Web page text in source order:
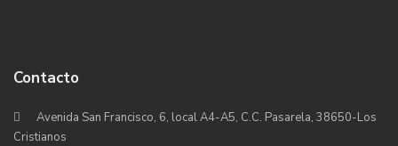
Contacto
Avenida San Francisco, 6, local A4-A5, C.C. Pasarela, 38650-Los
Cristianos